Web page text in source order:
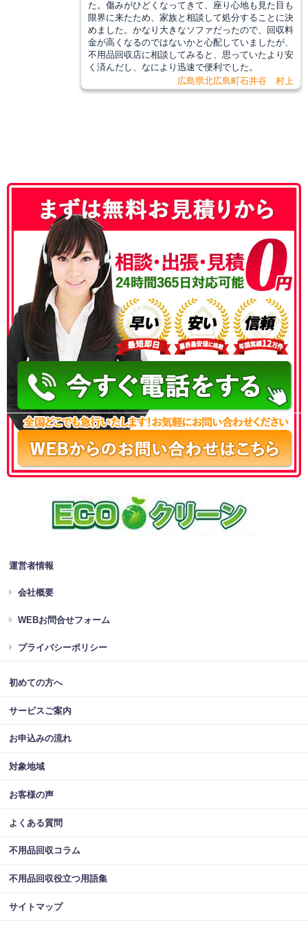
た。傷みがひどくなってきて、座り心地も見た目も
限界に来たため、家族と相談して処分することに決
めました。かなり大きなソファだったので、回収料
金が高くなるのではないかと心配していましたが、
不用品回収店に相談してみると、思っていたより安
く済んだし、なにより迅速で便利でした。
広島県北広島町石井谷 村上
050-3186-4780
運営者情報
会社概要
WEBお問合せフォーム
プライバシーポリシー
初めての方へ
サービスご案内
お申込みの流れ
対象地域
お客様の声
よくある質問
不用品回収コラム
不用品回収役立つ用語集
サイトマップ